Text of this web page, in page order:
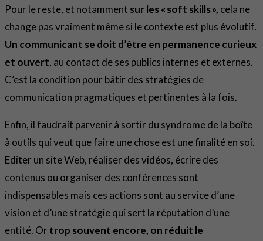
Pour le reste, et notamment sur les « soft skills », cela ne
change pas vraiment même si le contexte est plus évolutif.
Un communicant se doit d’être en permanence curieux
et ouvert, au contact de ses publics internes et externes.
C’est la condition pour bâtir des stratégies de
communication pragmatiques et pertinentes à la fois.
Enfin, il faudrait parvenir à sortir du syndrome de la boîte
à outils qui veut que faire une chose est une finalité en soi.
Editer un site Web, réaliser des vidéos, écrire des
contenus ou organiser des conférences sont
indispensables mais ces actions sont au service d’une
vision et d’une stratégie qui sert la réputation d’une
entité. Or trop souvent encore, on réduit le